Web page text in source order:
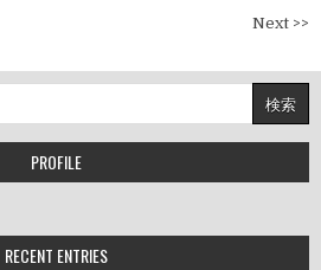
Next >>
PROFILE
RECENT ENTRIES